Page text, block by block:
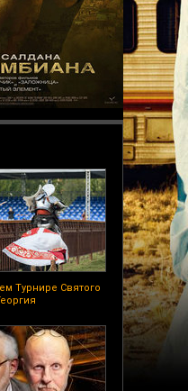
Турнире Святого